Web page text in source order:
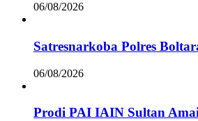
06/08/2026
Satresnarkoba Polres
06/08/2026
Prodi PAI IAIN Sultan